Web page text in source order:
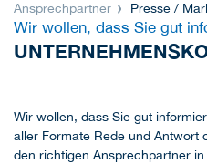
Ansprechpartner
Presse /
Wir wollen, dass Sie gut
Wir wollen, dass Sie gut
aller Formate Rede und Antwort
den richtigen Ansprechpartner